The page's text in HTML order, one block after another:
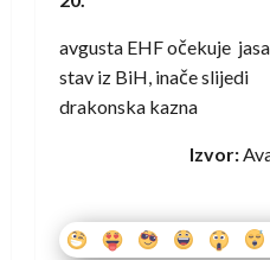
avgusta EHF očekuje
stav iz BiH, inače slijedi
drakonska kazna
Izvor: